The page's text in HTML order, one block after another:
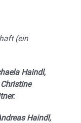
(ein
Haindl,
Haindl,